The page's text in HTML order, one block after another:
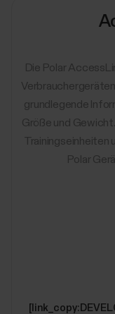
Die Polar
grundlegende
Größe und
Trainingseinheiten
Polar